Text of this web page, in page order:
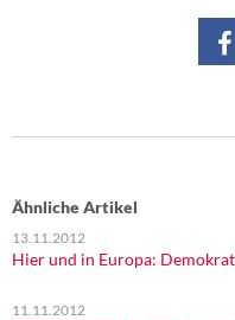
Ähnliche Artikel
13.11.2012
Hier und in Europa:
11.11.2012